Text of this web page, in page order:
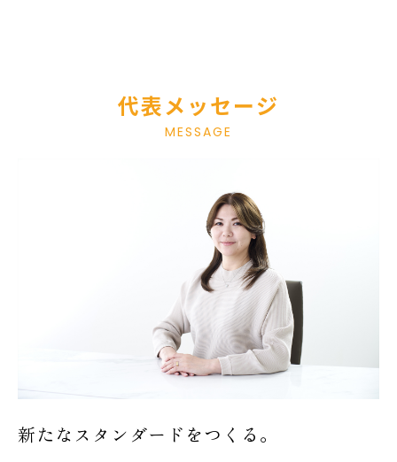
代表メッセージ
MESSAGE
新たなスタンダードをつくる。